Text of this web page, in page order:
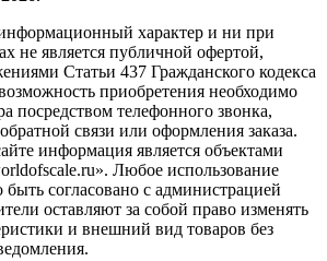
характер и ни при
не является публичной офертой,
Статьи 437 Гражданского кодекса
приобретения необходимо
посредством телефонного звонка,
связи или оформления заказа.
информация является объектами
Любое использование
согласовано с администрацией
оставляют за собой право изменять
и внешний вид товаров без